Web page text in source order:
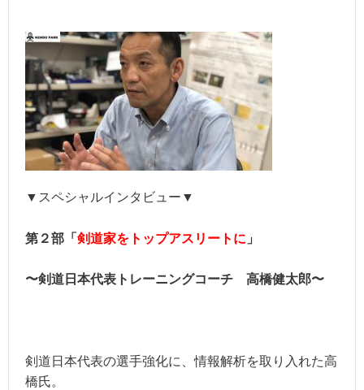
▼スペシャルインタビュー▼
第２部「 剣道家をトップアスリートに 」
〜剣道日本代表トレーニングコーチ 高橋健太郎〜
剣道日本代表の選手強化に、情報解析を取り入れた高
橋氏。